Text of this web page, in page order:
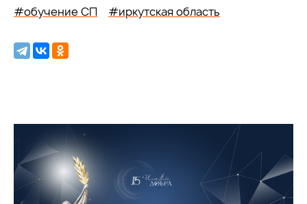
#обучение СП #иркутская область